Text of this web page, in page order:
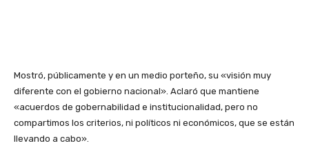
Mostró, públicamente y en un medio porteño, su «visión muy
diferente con el gobierno nacional». Aclaró que mantiene
«acuerdos de gobernabilidad e institucionalidad, pero no
compartimos los criterios, ni políticos ni económicos, que se están
llevando a cabo».